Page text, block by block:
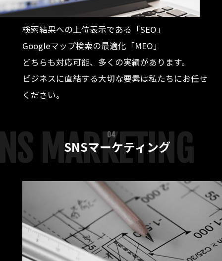
検索結果への上位表示である「SEO」
Googleマップ検索の最適化「MEO」
どちらも対応可能、多くの実績があります。
ビジネスに直結する大切な要素は私たちにお任せ
ください。
04
SNSマーケティング
MARKETING